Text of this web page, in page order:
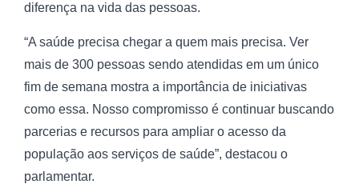
diferença na vida das pessoas.
“A saúde precisa chegar a quem mais precisa. Ver
mais de 300 pessoas sendo atendidas em um único
fim de semana mostra a importância de iniciativas
como essa. Nosso compromisso é continuar buscando
parcerias e recursos para ampliar o acesso da
população aos serviços de saúde”, destacou o
parlamentar.